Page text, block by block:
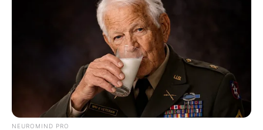
NEUROMIND PRO